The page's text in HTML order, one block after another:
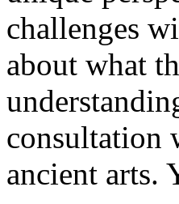
challenges
about what
consultation
ancient arts.